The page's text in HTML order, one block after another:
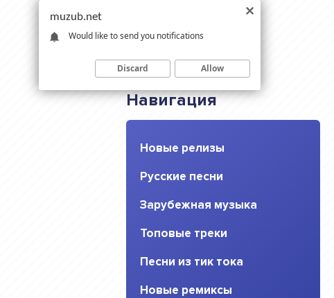
Навигация
Новые релизы
Русские песни
Зарубежная музыка
Топовые треки
Песни из тик тока
Новые ремиксы
muzub.net
Would like to send you notifications
Discard Allow